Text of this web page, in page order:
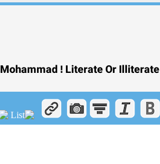
Mohammad ! Literate Or Illiterate | محمد با سواد یا بی سواد